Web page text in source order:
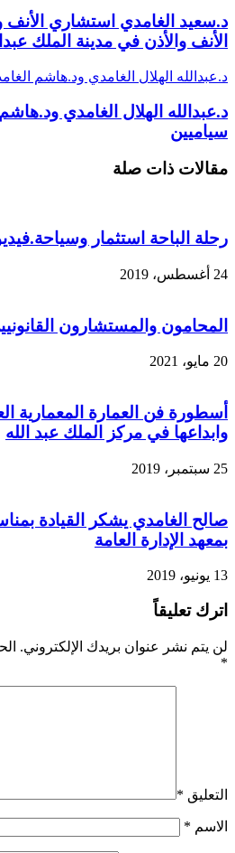
د.سعيد الغامدي استشاري
الأنف والأذن في مدينة الملك
د.عبدالله الهلال الغامدي ود.هاشم
د.عبدالله الهلال الغامدي
سياميين
مقالات ذات صلة
رحلة الباحة استثمار
24 أغسطس، 2019
المحامون والمستشارون
20 مايو، 2021
أسطورة فن العمارة المعمارية
وابداعها في مركز الملك عبد الله
25 سبتمبر، 2019
بمعهد الإدارة العامة
13 يونيو، 2019
اترك تعليقاً
لن يتم نشر عنوان بريدك الإلكتروني.
*
التعليق *
الاسم *